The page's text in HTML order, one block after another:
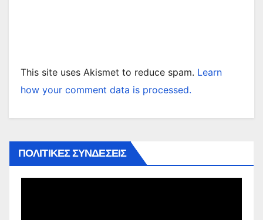
This site uses Akismet to reduce spam. Learn
how your comment data is processed.
ΠΟΛΙΤΙΚΕΣ ΣΥΝΔΕΣΕΙΣ